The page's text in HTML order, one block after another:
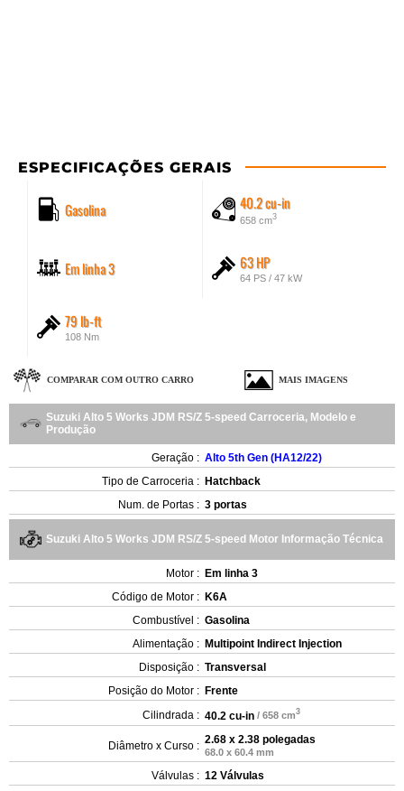
ESPECIFICAÇÕES GERAIS
Gasolina 40.2 cu-in
658 cm3
Em linha 3 63 HP
64 PS / 47 kW
79 lb-ft
108 Nm
COMPARAR COM OUTRO CARRO MAIS IMAGENS
Suzuki Alto 5 Works JDM RS/Z 5-speed Carroceria, Modelo e
Produção
Geração : Alto 5th Gen (HA12/22)
Tipo de Carroceria : Hatchback
Num. de Portas : 3 portas
Suzuki Alto 5 Works JDM RS/Z 5-speed Motor Informação Técnica
Motor : Em linha 3
Código de Motor : K6A
Combustível : Gasolina
Alimentação : Multipoint Indirect Injection
Disposição : Transversal
Posição do Motor : Frente
Cilindrada : 40.2 cu-in / 658 cm3
Diâmetro x Curso : 2.68 x 2.38 polegadas
68.0 x 60.4 mm
Válvulas : 12 Válvulas